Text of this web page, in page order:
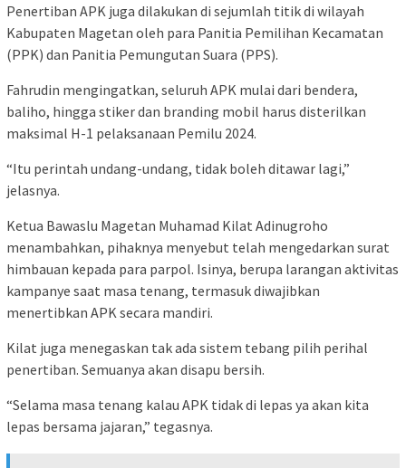
Penertiban APK juga dilakukan di sejumlah titik di wilayah
Kabupaten Magetan oleh para Panitia Pemilihan Kecamatan
(PPK) dan Panitia Pemungutan Suara (PPS).
Fahrudin mengingatkan, seluruh APK mulai dari bendera,
baliho, hingga stiker dan branding mobil harus disterilkan
maksimal H-1 pelaksanaan Pemilu 2024.
“Itu perintah undang-undang, tidak boleh ditawar lagi,”
jelasnya.
Ketua Bawaslu Magetan Muhamad Kilat Adinugroho
menambahkan, pihaknya menyebut telah mengedarkan surat
himbauan kepada para parpol. Isinya, berupa larangan aktivitas
kampanye saat masa tenang, termasuk diwajibkan
menertibkan APK secara mandiri.
Kilat juga menegaskan tak ada sistem tebang pilih perihal
penertiban. Semuanya akan disapu bersih.
“Selama masa tenang kalau APK tidak di lepas ya akan kita
lepas bersama jajaran,” tegasnya.